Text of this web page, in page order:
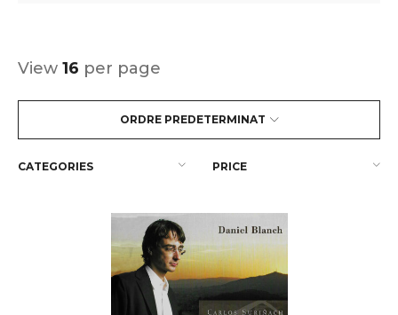
ORDRE PREDETERMINAT
View 16 per page
CATEGORIES PRICE